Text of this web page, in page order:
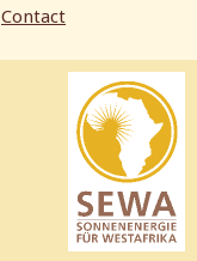
Contact